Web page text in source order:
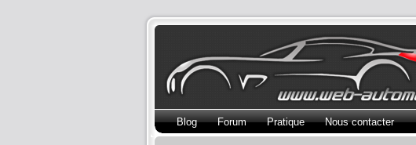
Blog Forum Pratique Nous contacter